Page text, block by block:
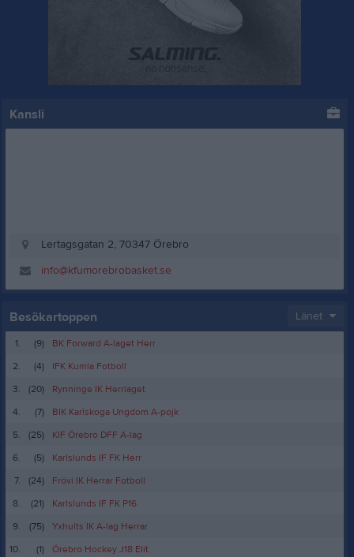
Kansli
Lertagsgatan 2, 70347 Örebro
info@kfumorebrobasket.se
Besökartoppen Länet
1. (9)
BK Forward A-laget Herr
2.
(4)
IFK Kumla Fotboll
3.
(20)
Rynninge IK Herrlaget
4.
(7)
BIK Karlskoga Ungdom A-pojk
5.
(25)
KIF Örebro DFF A-lag
6.
(5)
Karlslunds IF FK Herr
7.
(24)
Frövi IK Herrar Fotboll
8.
(21)
Karlslunds IF FK P16
9.
(75)
Yxhults IK A-lag Herrar
10.
(1) Örebro Hockey J18 Elit